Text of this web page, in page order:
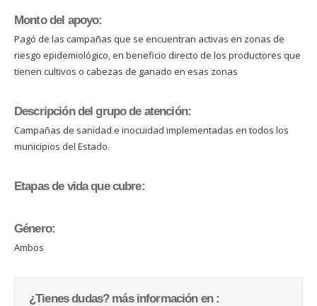
Monto del apoyo:
Pagó de las campañas que se encuentran activas en zonas de
riesgo epidemiológico, en beneficio directo de los productores que
tienen cultivos o cabezas de ganado en esas zonas
Descripción del grupo de atención:
Campañas de sanidad e inocuidad implementadas en todos los
municipios del Estado.
Etapas de vida que cubre:
Género:
Ambos
¿Tienes dudas? más información en :